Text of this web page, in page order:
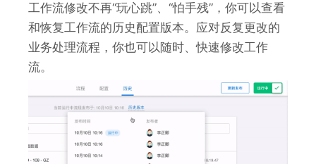
工作流修改不再“玩心跳”、“怕手残”，你可以查看
和恢复工作流的历史配置版本。应对反复更改的
业务处理流程，你也可以随时、快速修改工作
流。